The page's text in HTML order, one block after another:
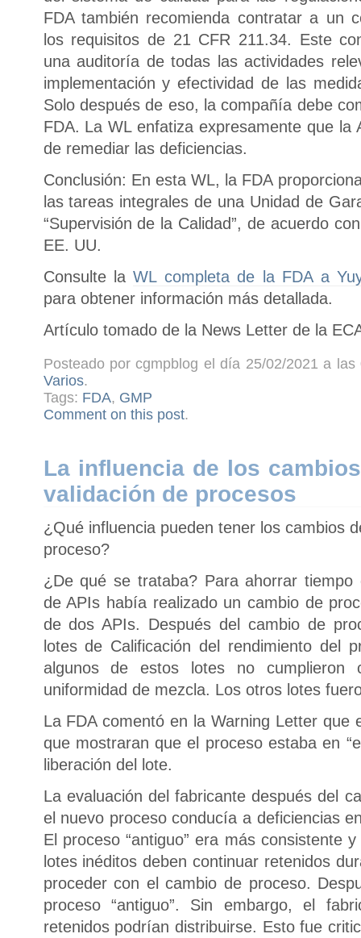
FDA también recomienda contratar a un
los requisitos de 21 CFR 211.34. Este
una auditoría de todas las actividades
implementación y efectividad de las
Solo después de eso, la compañía debe
FDA. La WL enfatiza expresamente que la
de remediar las deficiencias.
Conclusión: En esta WL, la FDA
las tareas integrales de una Unidad de
“Supervisión de la Calidad”, de acuerdo
EE. UU.
Consulte laWL completa de la FDA a
para obtener información más detallada.
Artículo tomado de la News Letter de la
Posteado por cgmpblog el día 25/02/2021 a
Varios.
Tags: FDA, GMP
Comment on this post.
La influencia de los
validación de procesos
¿Qué influencia pueden tener los cambios
proceso?
¿De qué se trataba? Para ahorrar tiempo
de APIs había realizado un cambio de
de dos APIs. Después del cambio de
lotes de Calificación del rendimiento del
algunos de estos lotes no cumplieron
uniformidad de mezcla. Los otros lotes
La FDA comentó en la Warning Letter que
que mostraran que el proceso estaba en
liberación del lote.
La evaluación del fabricante después del
el nuevo proceso conducía a deficiencias
El proceso “antiguo” era más consistente
lotes inéditos deben continuar retenidos
proceder con el cambio de proceso.
proceso “antiguo”. Sin embargo, el
retenidos podrían distribuirse. Esto fue